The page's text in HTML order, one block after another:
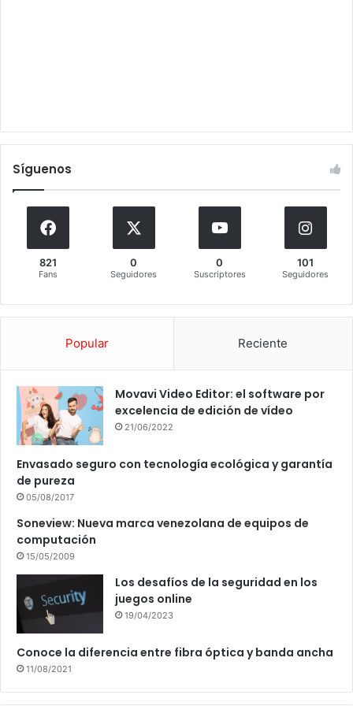
Síguenos
821
Fans
0
Seguidores
0
Suscriptores
101
Seguidores
Popular Reciente
Movavi Video Editor: el software por
excelencia de edición de vídeo
21/06/2022
Envasado seguro con tecnología ecológica y garantía
de pureza
05/08/2017
Soneview: Nueva marca venezolana de equipos de
computación
15/05/2009
Los desafíos de la seguridad en los
juegos online
19/04/2023
Conoce la diferencia entre fibra óptica y banda ancha
11/08/2021